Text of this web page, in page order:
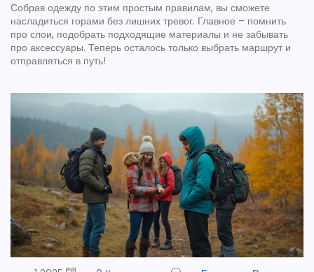
Собрав одежду по этим простым правилам, вы сможете
насладиться горами без лишних тревог. Главное – помнить
про слои, подобрать подходящие материалы и не забывать
про аксессуары. Теперь осталось только выбрать маршрут и
отправляться в путь!